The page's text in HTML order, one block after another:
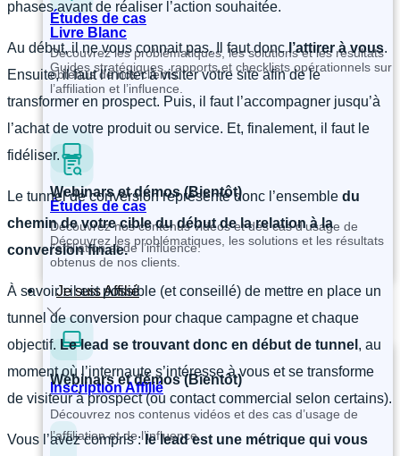
Études de cas
Découvrez les problématiques, les solutions et les résultats
obtenus de nos clients.
Webinars et démos (Bientôt)
Découvrez nos contenus vidéos et des cas d’usage de
l’affiliation et de l’influence.
Je suis Affilié
Inscription Affilié
Livre Blanc
Guides stratégiques, rapports et checklists opérationnels sur
l’affiliation et l’influence.
Études de cas
Découvrez les problématiques, les solutions et les résultats
obtenus de nos clients.
Webinars et démos (Bientôt)
Découvrez nos contenus vidéos et des cas d’usage de
l’affiliation et de l’influence.
phases avant de réaliser l’action souhaitée.
Au début, il ne vous connait pas. Il faut doncl’attirer à vous.
Ensuite, il faut l’inciter à visiter votre site afin de le
transformer en prospect. Puis, il faut l’accompagner jusqu’à
l’achat de votre produit ou service. Et, finalement, il faut le
fidéliser.
Le tunnel de conversion représente donc l’ensemble du
chemin de votre cible du début de la relation à la
conversion finale.
À savoir : il est possible (et conseillé) de mettre en place un
tunnel de conversion pour chaque campagne et chaque
objectif. Le lead se trouvant donc en début de tunnel , au
moment où l’internaute s’intéresse à vous et se transforme
de visiteur à prospect (ou contact commercial selon certains).
Vous l’avez compris : le lead est une métrique qui vous